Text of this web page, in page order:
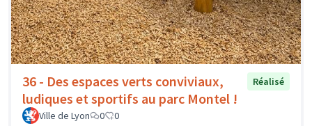
36 - Des espaces verts conviviaux,
ludiques et sportifs au parc Montel !
Réalisé
Ville de Lyon 0 0